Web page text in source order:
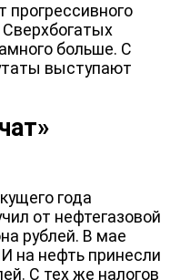
прогрессивного
больше. С
выступают
года
от нефтегазовой
рублей. В мае
на нефть принесли
С тех же налогов